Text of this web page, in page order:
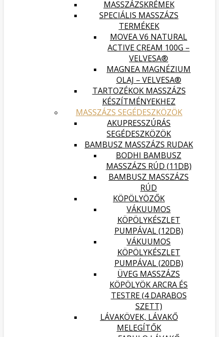
MASSZÁZSKRÉMEK
SPECIÁLIS MASSZÁZS
TERMÉKEK
MOVEA V6 NATURAL
ACTIVE CREAM 100G –
VELVESA®
MAGNEA MAGNÉZIUM
OLAJ – VELVESA®
TARTOZÉKOK MASSZÁZS
KÉSZÍTMÉNYEKHEZ
MASSZÁZS SEGÉDESZKÖZÖK
AKUPRESSZÚRÁS
SEGÉDESZKÖZÖK
BAMBUSZ MASSZÁZS RUDAK
BODHI BAMBUSZ
MASSZÁZS RÚD (11DB)
BAMBUSZ MASSZÁZS
RÚD
KÖPÖLYÖZŐK
VÁKUUMOS
KÖPÖLYKÉSZLET
PUMPÁVAL (12DB)
VÁKUUMOS
KÖPÖLYKÉSZLET
PUMPÁVAL (20DB)
ÜVEG MASSZÁZS
KÖPÖLYÖK ARCRA ÉS
TESTRE (4 DARABOS
SZETT)
LÁVAKÖVEK, LÁVAKŐ
MELEGÍTŐK